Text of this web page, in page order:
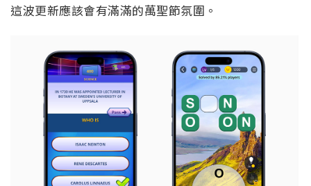
這波更新應該會有滿滿的萬聖節氛圍。